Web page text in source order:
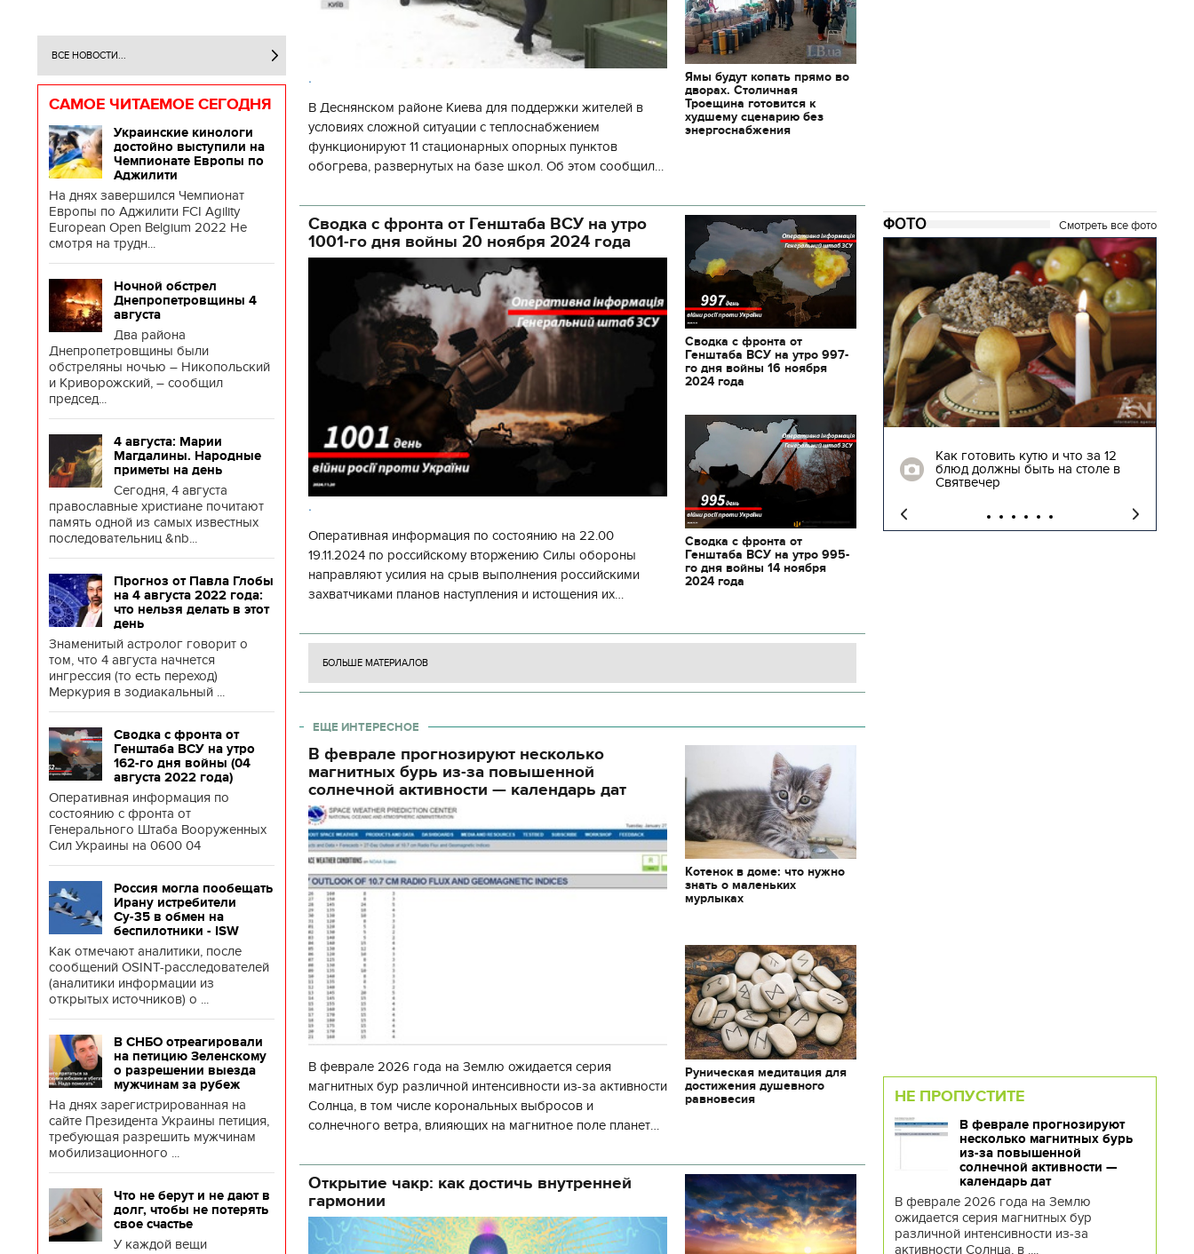
ВСЕ НОВОСТИ...
САМОЕ ЧИТАЕМОЕ СЕГОДНЯ
Украинские кинологи
достойно выступили на
Чемпионате Европы по
Аджилити
На днях завершился Чемпионат
Европы по Аджилити FCI Agility
European Open Belgium 2022 Не
смотря на трудн...
Ночной обстрел
Днепропетровщины 4
августа
Два района
Днепропетровщины были
обстреляны ночью – Никопольский
и Криворожский, – сообщил
председ...
4 августа: Марии
Магдалины. Народные
приметы на день
Сегодня, 4 августа
православные христиане почитают
память одной из самых известных
последовательниц &nb...
Прогноз от Павла Глобы
на 4 августа 2022 года:
что нельзя делать в этот
день
Знаменитый астролог говорит о
том, что 4 августа начнется
ингрессия (то есть переход)
Меркурия в зодиакальный ...
Сводка с фронта от
Генштаба ВСУ на утро
162-го дня войны (04
августа 2022 года)
Оперативная информация по
состоянию с фронта от
Генерального Штаба Вооруженных
Сил Украины на 0600 04
Россия могла пообещать
Ирану истребители
Су-35 в обмен на
беспилотники - ISW
Как отмечают аналитики, после
сообщений OSINT-расследователей
(аналитики информации из
открытых источников) о ...
В СНБО отреагировали
на петицию Зеленскому
о разрешении выезда
мужчинам за рубеж
На днях зарегистрированная на
сайте Президента Украины петиция,
требующая разрешить мужчинам
мобилизационного ...
Что не берут и не дают в
долг, чтобы не потерять
свое счастье
У каждой вещи
.
В Деснянском районе Киева для поддержки жителей в
условиях сложной ситуации с теплоснабжением
функционируют 11 стационарных опорных пунктов
обогрева, развернутых на базе школ. Об этом сообщил
государственной а
Ямы будут копать прямо во
дворах. Столичная
Троещина готовится к
худшему сценарию без
энергоснабжения
Сводка с фронта от Генштаба ВСУ на утро
1001-го дня войны 20 ноября 2024 года
.
Оперативная информация по состоянию на 22.00
19.11.2024 по российскому вторжению Силы обороны
направляют усилия на срыв выполнения российскими
захватчиками планов наступления и истощения их
боевых ст
Сводка с фронта от
Генштаба ВСУ на утро 997-
го дня войны 16 ноября
2024 года
Сводка с фронта от
Генштаба ВСУ на утро 995-
го дня войны 14 ноября
2024 года
БОЛЬШЕ МАТЕРИАЛОВ
ЕЩЕ ИНТЕРЕСНОЕ
В феврале прогнозируют несколько
магнитных бурь из-за повышенной
солнечной активности — календарь дат
В феврале 2026 года на Землю ожидается серия
магнитных бур различной интенсивности из-за активности
Солнца, в том числе корональных выбросов и
солнечного ветра, влияющих на магнитное поле планеты.
об
Котенок в доме: что нужно
знать о маленьких
мурлыках
Руническая медитация для
достижения душевного
равновесия
Открытие чакр: как достичь внутренней
гармонии
ФОТО Смотреть все фото
11.10.2017 | 16:22
Времена Руси: как выглядят
декорации к фильму
"Сторожевая застава"
Как готовить кутю и что за 12
блюд должны быть на столе в
Святвечер
НЕ ПРОПУСТИТЕ
В феврале прогнозируют
несколько магнитных бурь
из-за повышенной
солнечной активности —
календарь дат
В феврале 2026 года на Землю
ожидается серия магнитных бур
различной интенсивности из-за
активности Солнца, в ....